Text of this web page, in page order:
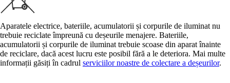
Aparatele electrice, bateriile, acumulatorii și corpurile de iluminat nu
trebuie reciclate împreună cu deșeurile menajere. Bateriile,
acumulatorii și corpurile de iluminat trebuie scoase din aparat înainte
de reciclare, dacă acest lucru este posibil fără a le deteriora. Mai multe
informații găsiți în cadrul serviciilor noastre de colectare a deșeurilor.